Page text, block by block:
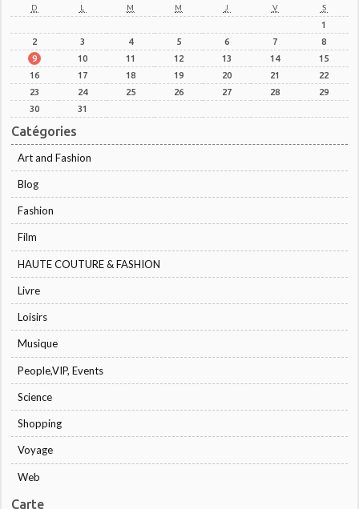
D L M M J V S
1
2
3 4 5 6 7
8
9
10 11 12 13 14
15
16
17 18 19 20 21
22
23
24 25 26 27 28
29
30
31
Catégories
Art and Fashion
Blog
Fashion
Film
HAUTE COUTURE & FASHION
Livre
Loisirs
Musique
People,VIP, Events
Science
Shopping
Voyage
Web
Carte